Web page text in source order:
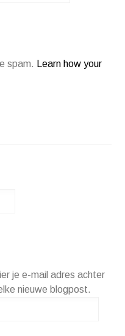
spam. Learn how your
je e-mail adres achter
nieuwe blogpost.